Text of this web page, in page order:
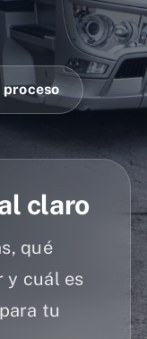
proceso
claro
qué
y cuál es
tu